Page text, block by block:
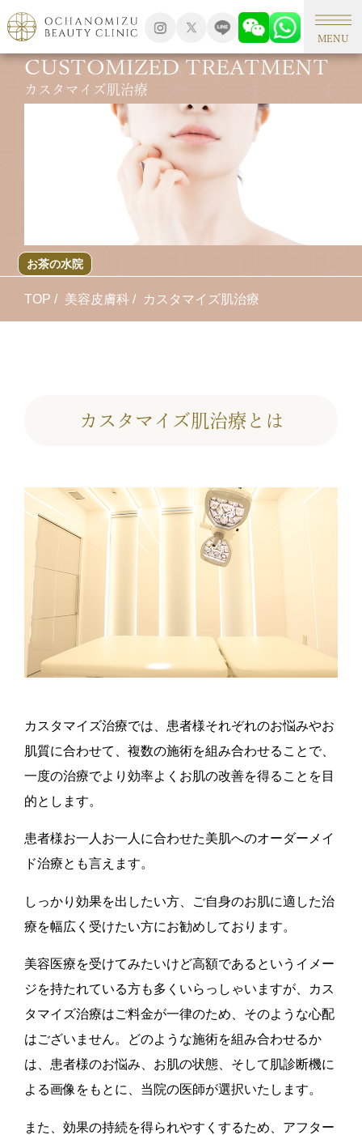
MENU
CUSTOMIZED TREATMENT
カスタマイズ肌治療
お茶の水院
TOP 美容皮膚科 カスタマイズ肌治療
カスタマイズ肌治療とは
カスタマイズ治療では、患者様それぞれのお悩みやお
肌質に合わせて、複数の施術を組み合わせることで、
一度の治療でより効率よくお肌の改善を得ることを目
的とします。
患者様お一人お一人に合わせた美肌へのオーダーメイ
ド治療とも言えます。
しっかり効果を出したい方、ご自身のお肌に適した治
療を幅広く受けたい方にお勧めしております。
美容医療を受けてみたいけど高額であるというイメー
ジを持たれている方も多くいらっしゃいますが、カス
タマイズ治療はご料金が一律のため、そのような心配
はございません。どのような施術を組み合わせるか
は、患者様のお悩み、お肌の状態、そして肌診断機に
よる画像をもとに、当院の医師が選択いたします。
また、効果の持続を得られやすくするため、アフター